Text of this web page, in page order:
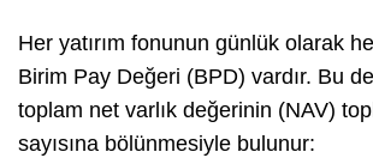
Her yatırım fonunun günlük olarak
Birim Pay Değeri (BPD) vardır. Bu
toplam net varlık değerinin (NAV)
sayısına bölünmesiyle bulunur: